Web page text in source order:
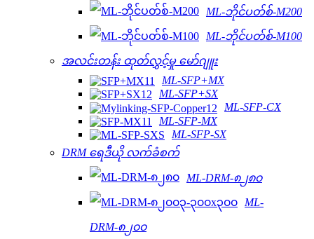
ML-ဘိုင်ပတ်စ်-M200
ML-ဘိုင်ပတ်စ်-M100
အလင်းတန်း ထုတ်လွှင့်မှု မော်ဂျူး
ML-SFP+MX
ML-SFP+SX
ML-SFP-CX
ML-SFP-MX
ML-SFP-SX
DRM ရေဒီယို လက်ခံစက်
ML-DRM-၈၂၈၀
ML-
DRM-၈၂၀၀